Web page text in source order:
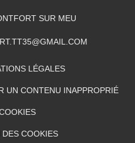
SUR MEU
LÉGALES
UN CONTENU INAPPROPRIÉ
COOKIES